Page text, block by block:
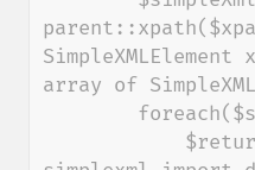
array of